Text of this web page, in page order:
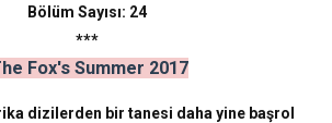
Bölüm Sayısı: 24
***
Fox's Summer 2017
dizilerden bir tanesi daha yine başrol